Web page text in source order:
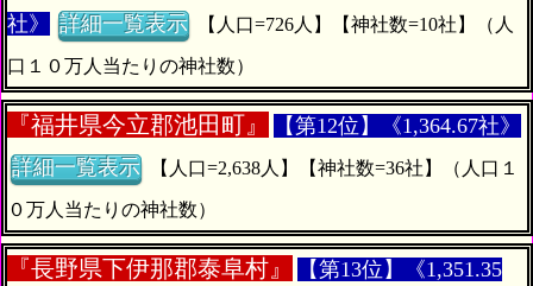
社》
詳細一覧表示
口１０万人当たりの神社数）
『福井県今立郡池田町』
【第12位】《1,364.67社》
詳細一覧表示
０万人当たりの神社数）
『長野県下伊那郡泰阜村』
【第13位】《1,351.35